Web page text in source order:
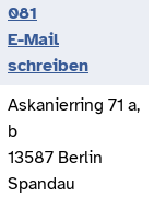
081
E-Mail
schreiben
Askanierring 71 a,
b
13587 Berlin
Spandau